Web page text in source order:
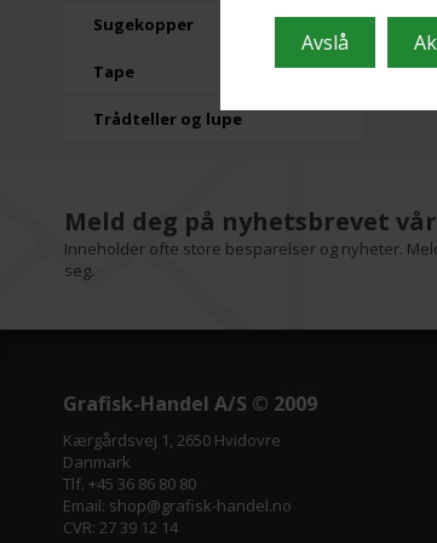
Sugekopper
Tape
Trådteller og lupe
Meld deg på nyhetsbrevet
Inneholder ofte store besparelser og nyheter.
seg.
Grafisk-Handel A/S © 2009
Kærgårdsvej 1, 2650 Hvidovre
Danmark
Tlf. +45 36 86 80 80
Email: shop@grafisk-handel.no
CVR: 27 39 12 14